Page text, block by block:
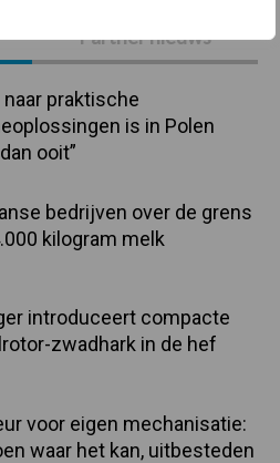
Partner nieuws
naar praktische
is in Polen
ooit”
bedrijven over de grens
kilogram melk
introduceert compacte
zwadhark in de hef
voor eigen mechanisatie:
waar het kan, uitbesteden